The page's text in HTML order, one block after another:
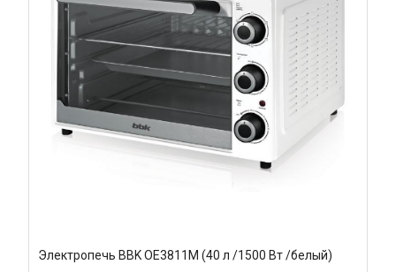
Электропечь BBK OE3811M (40 л /1500 Вт /белый)